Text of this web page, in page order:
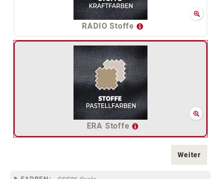
RADIO Stoffe
ERA Stoffe
Weiter